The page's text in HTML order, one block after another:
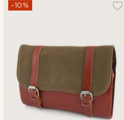
-10%